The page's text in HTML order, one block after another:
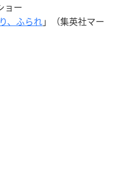
ョー
、ふられ」（集英社マー